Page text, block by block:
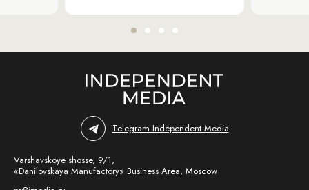
Telegram Independent Media
Varshavskoye shosse, 9/1,
«Danilovskaya Manufactory» Business Area, Moscow